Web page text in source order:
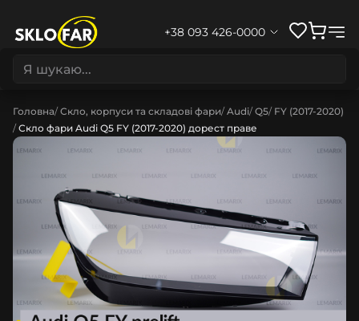
+38 093 426-0000
Головна Скло, корпуси та складові фари Audi Q5 FY (2017-2020)
Скло фари Audi Q5 FY (2017-2020) дорест праве